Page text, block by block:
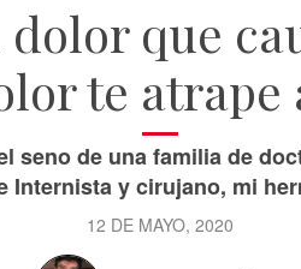
que
te atrape
seno de una familia de
Internista y cirujano, mi
12 DE MAYO, 2020